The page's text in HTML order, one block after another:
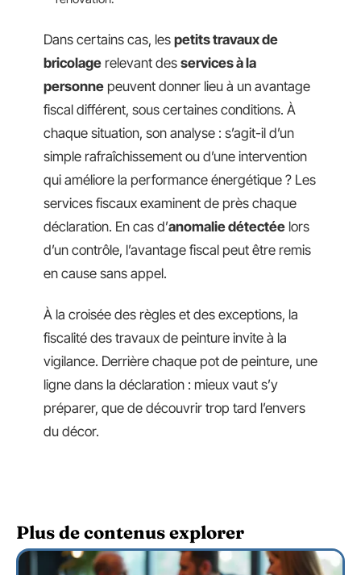
Dans certains cas, les petits travaux de
bricolage relevant des services à la
personne peuvent donner lieu à un avantage
fiscal différent, sous certaines conditions. À
chaque situation, son analyse : s’agit-il d’un
simple rafraîchissement ou d’une intervention
qui améliore la performance énergétique ? Les
services fiscaux examinent de près chaque
déclaration. En cas d’anomalie détectée lors
d’un contrôle, l’avantage fiscal peut être remis
en cause sans appel.
À la croisée des règles et des exceptions, la
fiscalité des travaux de peinture invite à la
vigilance. Derrière chaque pot de peinture, une
ligne dans la déclaration : mieux vaut s’y
préparer, que de découvrir trop tard l’envers
du décor.
Plus de contenus explorer